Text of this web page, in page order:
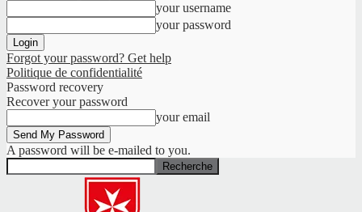
your username
your password
Forgot your password? Get help
Politique de confidentialité
Password recovery
Recover your password
your email
A password will be e-mailed to you.